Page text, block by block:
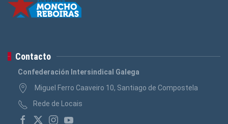
Contacto
Confederación Intersindical Galega
Miguel Ferro Caaveiro 10, Santiago de Compostela
Rede de Locais